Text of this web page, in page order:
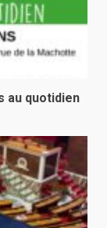
au quotidien